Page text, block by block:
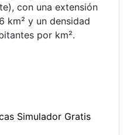
con una extensión
km² y un densidad
por km².